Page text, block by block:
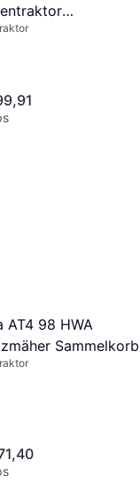
Getriebe
AT4 98 HWA
Sammelkorb